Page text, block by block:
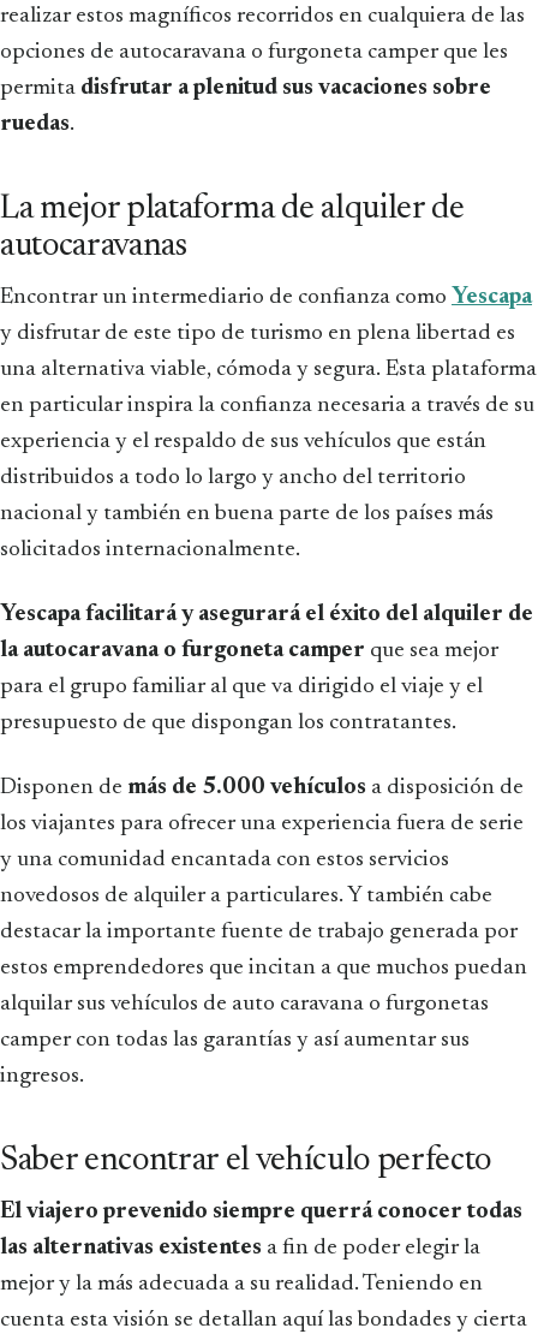
realizar estos magníficos recorridos en cualquiera de las
opciones de autocaravana o furgoneta camper que les
permita disfrutar a plenitud sus vacaciones sobre
ruedas.
La mejor plataforma de alquiler de
autocaravanas
Encontrar un intermediario de confianza como Yescapa
y disfrutar de este tipo de turismo en plena libertad es
una alternativa viable, cómoda y segura. Esta plataforma
en particular inspira la confianza necesaria a través de su
experiencia y el respaldo de sus vehículos que están
distribuidos a todo lo largo y ancho del territorio
nacional y también en buena parte de los países más
solicitados internacionalmente.
Yescapa facilitará y asegurará el éxito del alquiler de
la autocaravana o furgoneta camper que sea mejor
para el grupo familiar al que va dirigido el viaje y el
presupuesto de que dispongan los contratantes.
Disponen de más de 5.000 vehículos a disposición de
los viajantes para ofrecer una experiencia fuera de serie
y una comunidad encantada con estos servicios
novedosos de alquiler a particulares. Y también cabe
destacar la importante fuente de trabajo generada por
estos emprendedores que incitan a que muchos puedan
alquilar sus vehículos de auto caravana o furgonetas
camper con todas las garantías y así aumentar sus
ingresos.
Saber encontrar el vehículo perfecto
El viajero prevenido siempre querrá conocer todas
las alternativas existentes a fin de poder elegir la
mejor y la más adecuada a su realidad. Teniendo en
cuenta esta visión se detallan aquí las bondades y cierta